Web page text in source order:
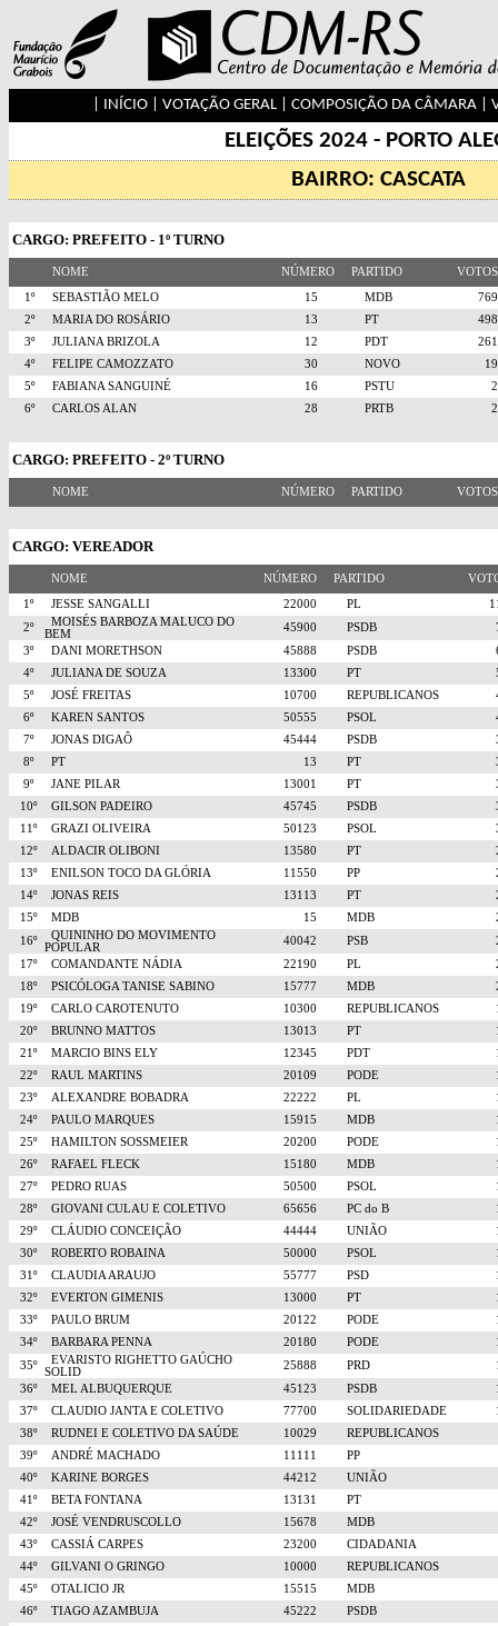
INÍCIO| VOTAÇÃO GERAL| COMPOSIÇÃO DA CÂMARA|
ELEIÇÕES 2024 - PORTO
BAIRRO: CASCATA
CARGO: PREFEITO - 1º TURNO
NOME NÚMERO PARTIDO
1º SEBASTIÃO MELO 15 MDB
2º
MARIA DO ROSÁRIO 13 PT
3º
JULIANA BRIZOLA 12 PDT
4º
FELIPE CAMOZZATO 30 NOVO
5º
FABIANA SANGUINÉ 16 PSTU
6º
CARLOS ALAN 28 PRTB
CARGO: PREFEITO - 2º TURNO
NOME NÚMERO PARTIDO
CARGO: VEREADOR
NOME NÚMERO PARTIDO
1º JESSE SANGALLI 22000 PL
2º
MOISÉS BARBOZA MALUCO DO
BEM
45900 PSDB
3º
DANI MORETHSON 45888 PSDB
4º
JULIANA DE SOUZA 13300 PT
5º
JOSÉ FREITAS 10700 REPUBLICANOS
6º
KAREN SANTOS 50555 PSOL
7º
JONAS DIGAÔ 45444 PSDB
8º
PT 13 PT
9º
JANE PILAR 13001 PT
10º
GILSON PADEIRO 45745 PSDB
11º
GRAZI OLIVEIRA 50123 PSOL
12º
ALDACIR OLIBONI 13580 PT
13º
ENILSON TOCO DA GLÓRIA 11550 PP
14º
JONAS REIS 13113 PT
15º
MDB 15 MDB
16º
QUININHO DO MOVIMENTO
POPULAR
40042 PSB
17º
COMANDANTE NÁDIA 22190 PL
18º
PSICÓLOGA TANISE SABINO 15777 MDB
19º
CARLO CAROTENUTO 10300 REPUBLICANOS
20º
BRUNNO MATTOS 13013 PT
21º
MARCIO BINS ELY 12345 PDT
22º
RAUL MARTINS 20109 PODE
23º
ALEXANDRE BOBADRA 22222 PL
24º
PAULO MARQUES 15915 MDB
25º
HAMILTON SOSSMEIER 20200 PODE
26º
RAFAEL FLECK 15180 MDB
27º
PEDRO RUAS 50500 PSOL
28º
GIOVANI CULAU E COLETIVO 65656 PC do B
29º
CLÁUDIO CONCEIÇÃO 44444 UNIÃO
30º
ROBERTO ROBAINA 50000 PSOL
31º
CLAUDIA ARAUJO 55777 PSD
32º
EVERTON GIMENIS 13000 PT
33º
PAULO BRUM 20122 PODE
34º
BARBARA PENNA 20180 PODE
35º
EVARISTO RIGHETTO GAÚCHO
SOLID
25888 PRD
36º
MEL ALBUQUERQUE 45123 PSDB
37º
CLAUDIO JANTA E COLETIVO 77700 SOLIDARIEDADE
38º
RUDNEI E COLETIVO DA SAÚDE 10029
REPUBLICANOS
39º
ANDRÉ MACHADO 11111
PP
40º
KARINE BORGES 44212
UNIÃO
41º
BETA FONTANA 13131
PT
42º
JOSÉ VENDRUSCOLLO 15678
MDB
43º
CASSIÁ CARPES 23200
CIDADANIA
44º
GILVANI O GRINGO 10000
REPUBLICANOS
45º
OTALICIO JR 15515
MDB
46º
TIAGO AZAMBUJA 45222
PSDB